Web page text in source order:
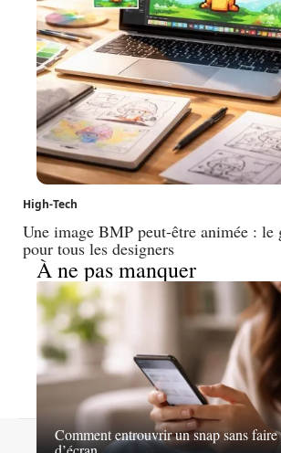
High-Tech
Une image BMP peut-être animée :
pour tous les designers
À ne pas manquer
Comment entrouvrir un snap sans faire
Contact Mentions légales